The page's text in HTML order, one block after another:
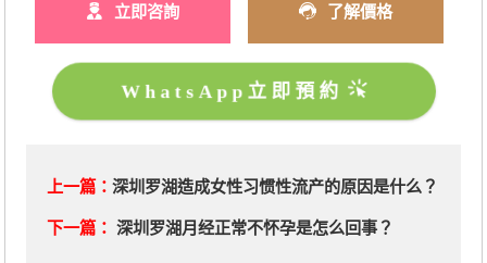
立即咨詢 了解價格
WhatsApp立即預約
上一篇： 深圳罗湖造成女性习惯性流产的原因是什么？
下一篇： 深圳罗湖月经正常不怀孕是怎么回事？